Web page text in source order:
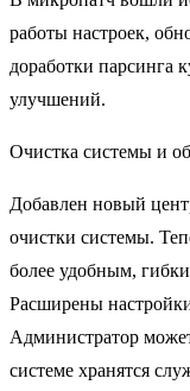
работы настроек,
доработки парсинга
улучшений.
Очистка системы и
Добавлен новый
очистки системы.
более удобным,
Расширены
Администратор
системе хранятся